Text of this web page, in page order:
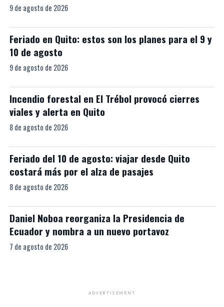
9 de agosto de 2026
Feriado en Quito: estos son los planes para el 9 y
10 de agosto
9 de agosto de 2026
Incendio forestal en El Trébol provocó cierres
viales y alerta en Quito
8 de agosto de 2026
Feriado del 10 de agosto: viajar desde Quito
costará más por el alza de pasajes
8 de agosto de 2026
Daniel Noboa reorganiza la Presidencia de
Ecuador y nombra a un nuevo portavoz
7 de agosto de 2026
ADVERTISEMENT